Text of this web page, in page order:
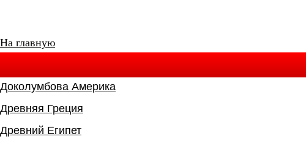
На главную
Доколумбова Америка
Древняя Греция
Древний Египет